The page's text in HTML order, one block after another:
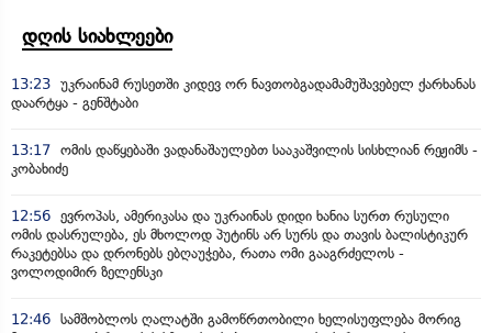
დღის სიახლეები
13:23 უკრაინამ რუსეთში კიდევ ორ ნავთობგადამამუშავებელ ქარხანას
დაარტყა - გენშტაბი
13:17 ომის დაწყებაში ვადანაშაულებთ სააკაშვილის სისხლიან რეჟიმს -
კობახიძე
12:56 ევროპას, ამერიკასა და უკრაინას დიდი ხანია სურთ რუსული
ომის დასრულება, ეს მხოლოდ პუტინს არ სურს და თავის ბალისტიკურ
რაკეტებსა და დრონებს ებღაუჭება, რათა ომი გააგრძელოს -
ვოლოდიმირ ზელენსკი
12:46 სამშობლოს ღალატში გამოწრთობილი ხელისუფლება მორიგ